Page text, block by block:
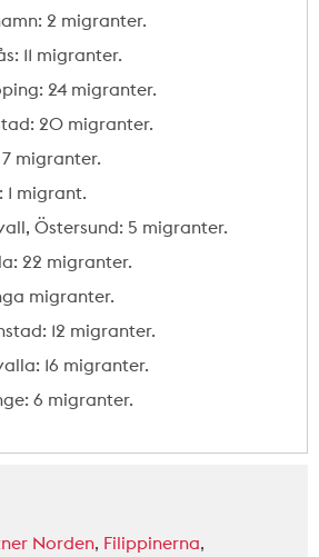
2 migranter.
11 migranter.
24 migranter.
20 migranter.
migranter.
1 migrant.
Östersund: 5 migranter.
22 migranter.
migranter.
12 migranter.
16 migranter.
6 migranter.
Norden, Filippinerna,